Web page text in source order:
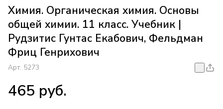
Химия. Органическая химия. Основы
общей химии. 11 класс. Учебник |
Рудзитис Гунтас Екабович, Фельдман
Фриц Генрихович
Арт. 5273
465 руб.